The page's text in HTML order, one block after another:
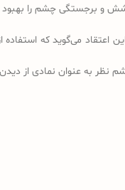
و برجستگی چشم را
می‌گوید که استفاده
نظر به عنوان نمادی از